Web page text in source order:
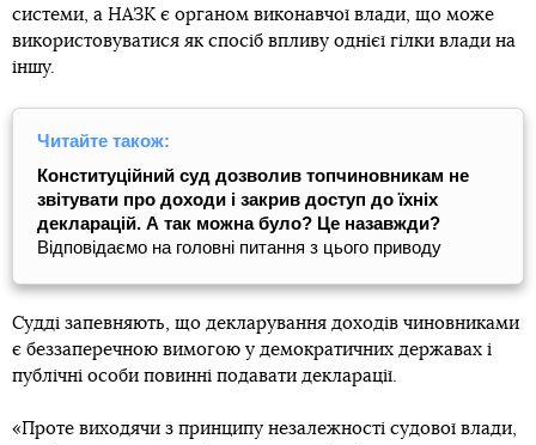
системи, а НАЗК є органом виконавчої влади, що може
використовуватися як спосіб впливу однієї гілки влади на
іншу.
Читайте також:
Конституційний суд дозволив топчиновникам не
звітувати про доходи і закрив доступ до їхніх
декларацій. А так можна було? Це назавжди?
Відповідаємо на головні питання з цього приводу
Судді запевняють, що декларування доходів чиновниками
є беззаперечною вимогою у демократичних державах і
публічні особи повинні подавати декларації.
«Проте виходячи з принципу незалежності судової влади,